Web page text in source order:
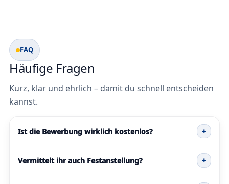
FAQ
Häufige Fragen
Kurz, klar und ehrlich – damit du schnell entscheiden
kannst.
Ist die Bewerbung wirklich kostenlos? +
Vermittelt ihr auch Festanstellung? +